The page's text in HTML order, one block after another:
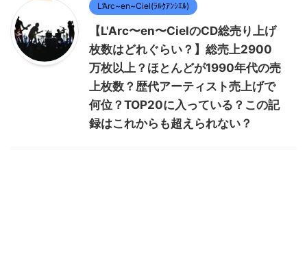
L’Arc~en~Ciel(ﾗﾙｸｱﾝｼｴﾙ)
【L'Arc〜en〜CielのCD総売り上げ
枚数はどれぐらい？】総売上2900
万枚以上？ほとんどが1990年代の売
上枚数？歴代アーティスト売上げで
何位？TOP20に入っている？この記
録はこれからも超えられない？